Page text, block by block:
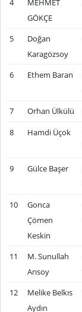
4
MEHMET
GÖKÇE
5
Doğan
Karagözsoy
6 Ethem Baran
7 Orhan Ülkülü
8 Hamdi Üçok
9 Gülce Başer
10
Gonca
Çömen
Keskin
11
M. Sunullah
Arısoy
12
Melike Belkıs
Aydın